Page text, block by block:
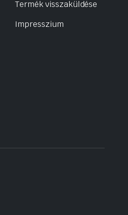
Termék visszaküldése
Impresszium